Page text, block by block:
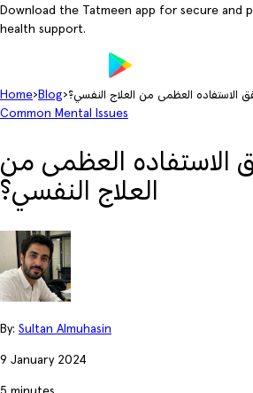
Download the Tatmeen app for secure and
health support.
Home› Blog›الاستفاده العظمى من العلاج النفسي؟
Common Mental Issues
الاستفاده العظمى من
العلاج النفسي؟
By: Sultan Almuhasin
9 January 2024